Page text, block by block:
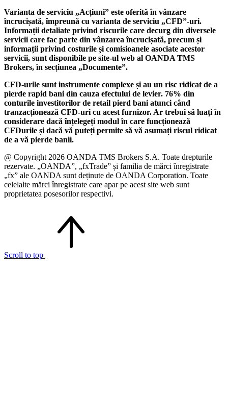
Varianta de serviciu „Acțiuni” este oferită în vânzare
încrucișată, împreună cu varianta de serviciu „CFD”-uri.
Informații detaliate privind riscurile care decurg din diversele
servicii care fac parte din vânzarea încrucișată, precum și
informații privind costurile și comisioanele asociate acestor
servicii, sunt disponibile pe site-ul web al OANDA TMS
Brokers, în secțiunea „Documente”.
CFD-urile sunt instrumente complexe și au un risc ridicat de a
pierde rapid bani din cauza efectului de levier. 76% din
conturile investitorilor de retail pierd bani atunci când
tranzacționează CFD-uri cu acest furnizor. Ar trebui să luați în
considerare dacă înțelegeți modul în care funcționează
CFDurile și dacă vă puteți permite să vă asumați riscul ridicat
de a vă pierde banii.
@ Copyright 2026 OANDA TMS Brokers S.A. Toate drepturile
rezervate. „OANDA”, „fxTrade” și familia de mărci înregistrate
„fx” ale OANDA sunt deținute de OANDA Corporation. Toate
celelalte mărci înregistrate care apar pe acest site web sunt
proprietatea posesorilor respectivi.
Scroll to top